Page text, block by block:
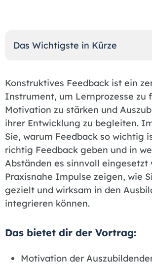
Das Wichtigste in Kürze
Konstruktives Feedback ist ein
Instrument, um Lernprozesse zu
Motivation zu stärken und
ihrer Entwicklung zu begleiten.
Sie, warum Feedback so wichtig
richtig Feedback geben und in
Abständen es sinnvoll eingesetzt
Praxisnahe Impulse zeigen, wie
gezielt und wirksam in den
integrieren können.
Das bietet dir der Vortrag:
Motivation der